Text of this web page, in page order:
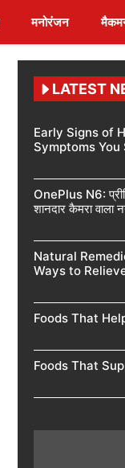
मनोरंजन
LATEST
Early Signs of
Symptoms
OnePlus N6:
शानदार कैमरा वाला
Natural
Ways to
Foods That
Foods That